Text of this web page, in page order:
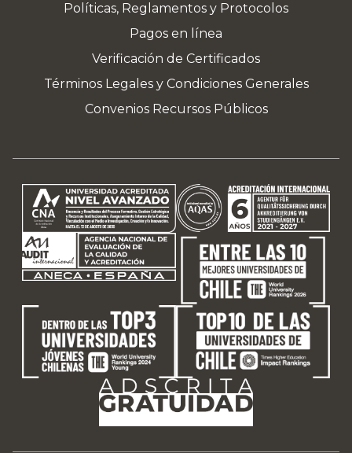
Políticas, Reglamentos y Protocolos
Pagos en línea
Verificación de Certificados
Términos Legales y Condiciones Generales
Convenios Recursos Públicos